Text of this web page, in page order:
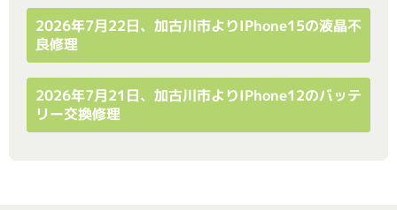
2026年7月22日、加古川市よりiPhone15の液晶不
良修理
2026年7月21日、加古川市よりiPhone12のバッテ
リー交換修理